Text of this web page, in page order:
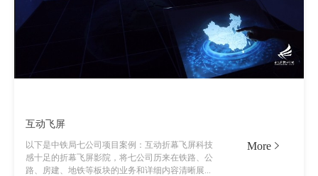
互动飞屏
以下是中铁局七公司项目案例：互动折幕飞屏科技
感十足的折幕飞屏影院，将七公司历来在铁路、公
路、房建、地铁等板块的业务和详细内容清晰展...
More